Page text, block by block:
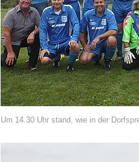
Um 14.30 Uhr stand, wie in der